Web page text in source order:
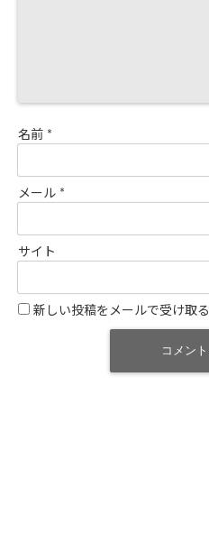
名前 *
メール *
サイト
新しい投稿をメールで受け取る